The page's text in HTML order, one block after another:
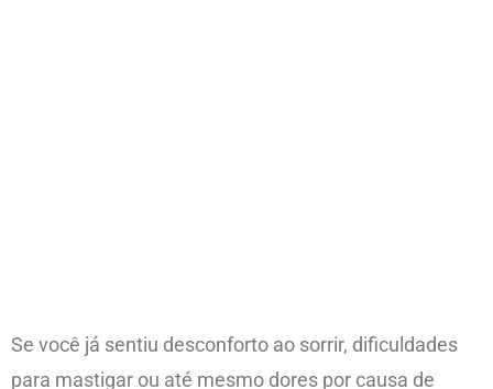
Se você já sentiu desconforto ao sorrir, dificuldades
para mastigar ou até mesmo dores por causa de